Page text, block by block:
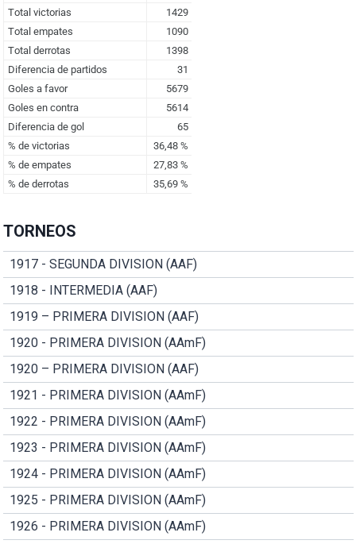
TORNEOS
1917 - SEGUNDA DIVISION (AAF)
1918 - INTERMEDIA (AAF)
1919 – PRIMERA DIVISION (AAF)
1920 - PRIMERA DIVISION (AAmF)
1920 – PRIMERA DIVISION (AAF)
1921 - PRIMERA DIVISION (AAmF)
1922 - PRIMERA DIVISION (AAmF)
1923 - PRIMERA DIVISION (AAmF)
1924 - PRIMERA DIVISION (AAmF)
1925 - PRIMERA DIVISION (AAmF)
1926 - PRIMERA DIVISION (AAmF)